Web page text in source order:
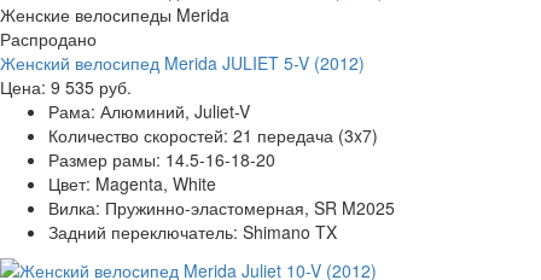
Женские велосипеды Merida
Распродано
Женский велосипед Merida JULIET 5-V (2012)
Цена: 9 535 руб.
Рама: Алюминий, Juliet-V
Количество скоростей: 21 передача (3x7)
Размер рамы: 14.5-16-18-20
Цвет: Magenta, White
Вилка: Пружинно-эластомерная, SR M2025
Задний переключатель: Shimano TX